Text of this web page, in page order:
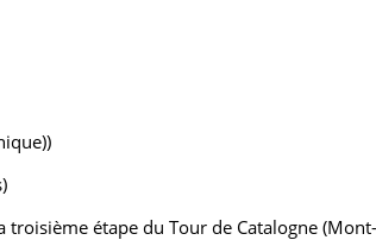
étape du Tour de Catalogne